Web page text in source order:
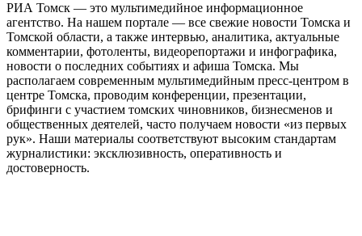
РИА Томск — это мультимедийное информационное
агентство. На нашем портале — все свежие новости Томска и
Томской области, а также интервью, аналитика, актуальные
комментарии, фотоленты, видеорепортажи и инфографика,
новости о последних событиях и афиша Томска. Мы
располагаем современным мультимедийным пресс-центром в
центре Томска, проводим конференции, презентации,
брифинги с участием томских чиновников, бизнесменов и
общественных деятелей, часто получаем новости «из первых
рук». Наши материалы соответствуют высоким стандартам
журналистики: эксклюзивность, оперативность и
достоверность.